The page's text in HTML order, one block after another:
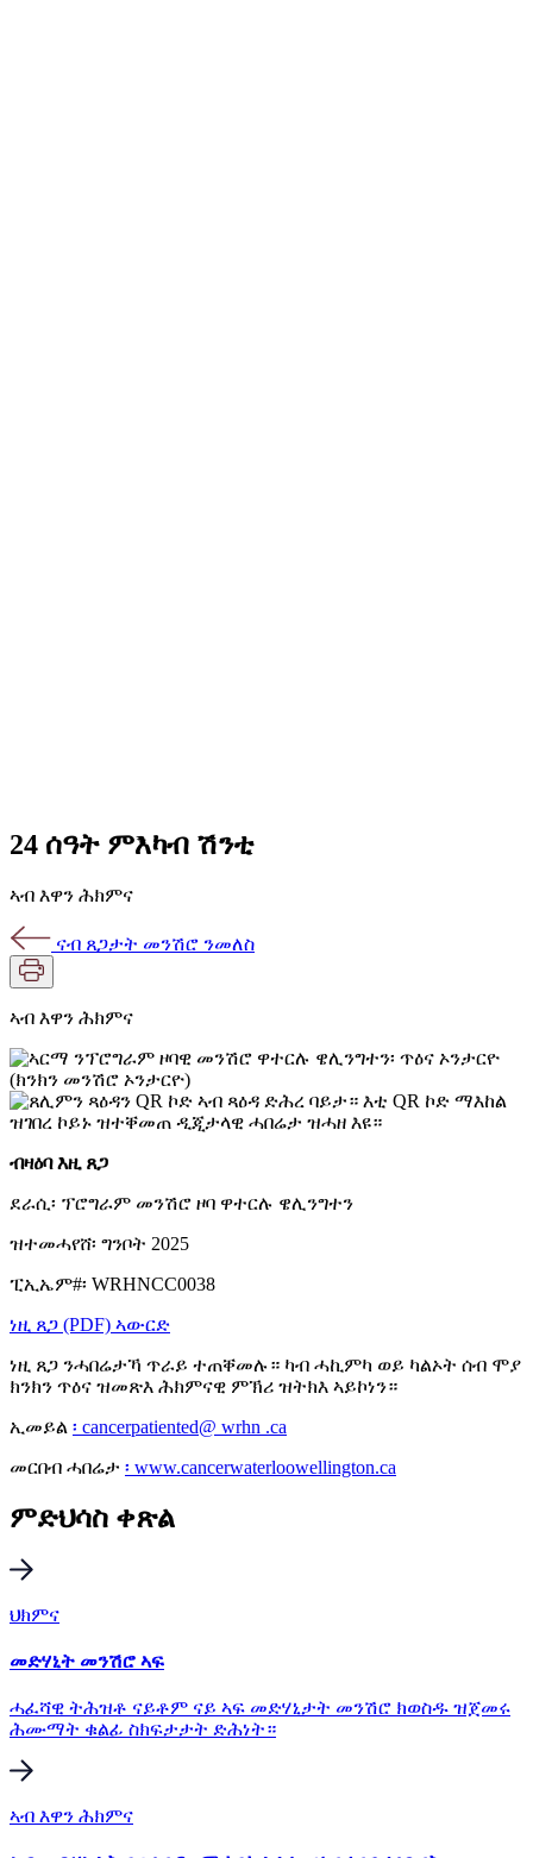
24 ሰዓት ምእካብ ሽንቲ
ኣብ እዋን ሕክምና
ናብ ጸጋታት መንሽሮ ንመለስ
ኣብ እዋን ሕክምና
ብዛዕባ እዚ ጸጋ
ደራሲ፡ ፕሮግራም መንሽሮ ዞባ ዋተርሉ ዌሊንግተን
ዝተመሓየሸ፡ ግንቦት 2025
ፒኢኤም#፡ WRHNCC0038
ነዚ ጸጋ (PDF) ኣውርድ
ነዚ ጸጋ ንሓበሬታኻ ጥራይ ተጠቐመሉ። ካብ ሓኪምካ ወይ ካልኦት ሰብ ሞያ
ክንክን ጥዕና ዝመጽእ ሕክምናዊ ምኽሪ ዝትክእ ኣይኮነን።
ኢመይል ፡ cancerpatiented@ wrhn .ca
መርበብ ሓበሬታ ፡ www.cancerwaterloowellington.ca
ምድህሳስ ቀጽል
ህክምና
መድሃኒት መንሽሮ ኣፍ
ሓፈሻዊ ትሕዝቶ ናይቶም ናይ ኣፍ መድሃኒታት መንሽሮ ክወስዱ ዝጀመሩ
ሕሙማት ቁልፊ ስክፍታታት ድሕነት።
ኣብ እዋን ሕክምና